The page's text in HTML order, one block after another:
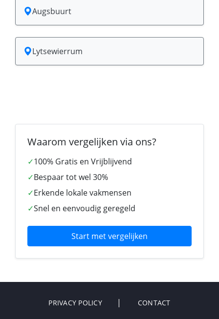
Augsbuurt
Lytsewierrum
Waarom vergelijken via ons?
✓100% Gratis en Vrijblijvend
✓Bespaar tot wel 30%
✓Erkende lokale vakmensen
✓Snel en eenvoudig geregeld
Start met vergelijken
PRIVACY POLICY CONTACT